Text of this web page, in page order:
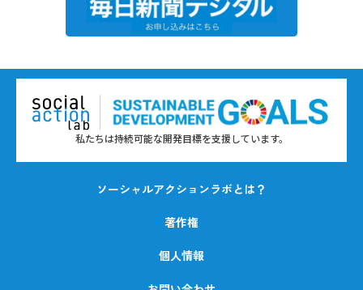
私たちは持続可能な開発目標を支援しています。
ソーシャルアクションラボとは？
著作権
個人情報